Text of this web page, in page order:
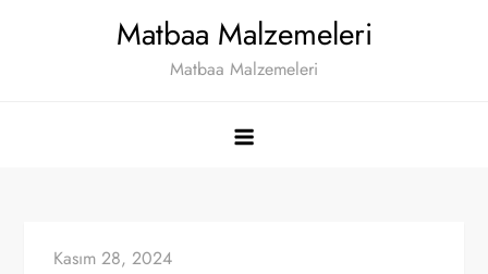
Matbaa Malzemeleri
Matbaa Malzemeleri